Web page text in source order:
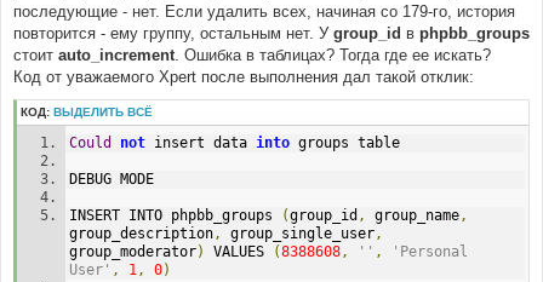
последующие - нет. Если удалить всех, начиная со 179-го, история
повторится - ему группу, остальным нет. У group_id в phpbb_groups
стоит auto_increment . Ошибка в таблицах? Тогда где ее искать?
Код от уважаемого Xpert после выполнения дал такой отклик:
КОД: ВЫДЕЛИТЬ ВСЁ
Could not insert data into groups table
DEBUG MODE
INSERT INTO phpbb_groups (group_id , group_name ,
group_description , group_single_user ,
group_moderator) VALUES (8388608 , '' ,
'Personal
User' , 1 , 0)